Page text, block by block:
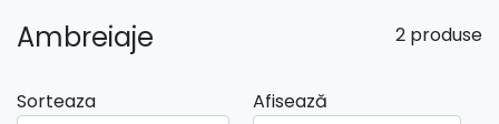
2 produse
Ambreiaje
Sorteaza Afisează